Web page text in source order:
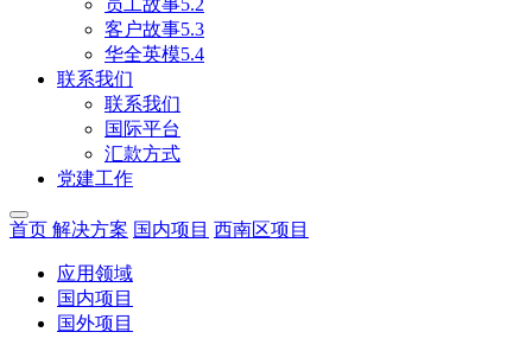
员工故事5.2
客户故事5.3
华全英模5.4
联系我们
联系我们
国际平台
汇款方式
党建工作
首页 解决方案 国内项目 西南区项目
应用领域
国内项目
国外项目